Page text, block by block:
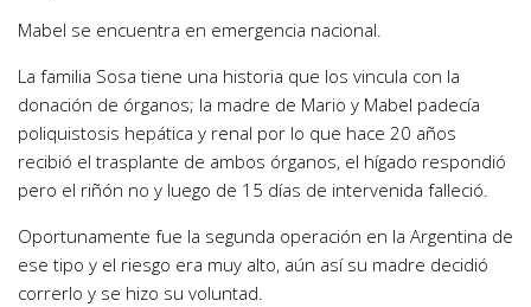
Mabel se encuentra en emergencia nacional.
La familia Sosa tiene una historia que los vincula con la
donación de órganos; la madre de Mario y Mabel padecía
poliquistosis hepática y renal por lo que hace 20 años
recibió el trasplante de ambos órganos, el hígado respondió
pero el riñón no y luego de 15 días de intervenida falleció.
Oportunamente fue la segunda operación en la Argentina de
ese tipo y el riesgo era muy alto, aún así su madre decidió
correrlo y se hizo su voluntad.